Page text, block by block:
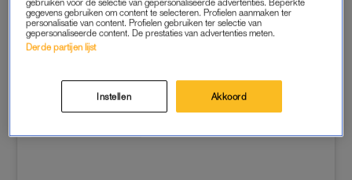
gebruiken voor de selectie van gepersonaliseerde advertenties. Beperkte
gegevens gebruiken om content te selecteren. Profielen aanmaken ter
personalisatie van content. Profielen gebruiken ter selectie van
gepersonaliseerde content. De prestaties van advertenties meten.
Derde partijen lijst
Instellen Akkoord